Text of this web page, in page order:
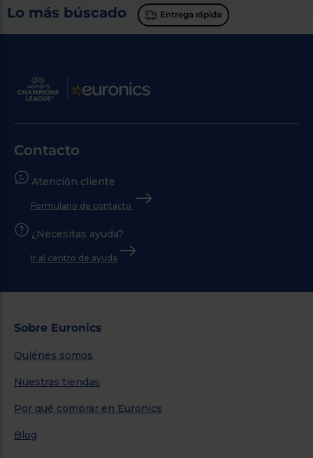
Lo más búscado Entrega rápida
Contacto
Atención cliente
Formulario de contacto
¿Necesitas ayuda?
Ir al centro de ayuda
Sobre Euronics
Quiénes somos
Nuestras tiendas
Por qué comprar en Euronics
Blog